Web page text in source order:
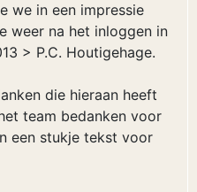
we in een impressie
weer na het inloggen in
> P.C. Houtigehage.
die hieraan heeft
team bedanken voor
een stukje tekst voor